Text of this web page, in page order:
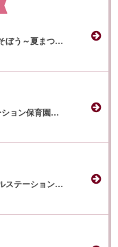
ほしのこらんど 家族であそぼう～夏まつり～
7月の制作〜エンゼルステーション保育園 ひかり組〜
今月のそら組さん〜エンゼルステーション保育園